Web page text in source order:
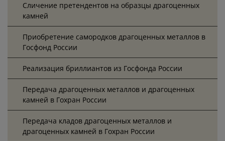
Cличение претендентов на образцы драгоценных
камней
Приобретение самородков драгоценных металлов в
Госфонд России
Реализация бриллиантов из Госфонда России
Передача драгоценных металлов и драгоценных
камней в Гохран России
Передача кладов драгоценных металлов и
драгоценных камней в Гохран России